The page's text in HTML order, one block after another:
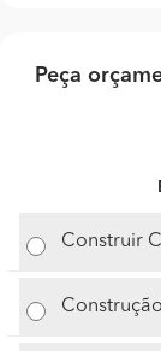
Peça
Construir